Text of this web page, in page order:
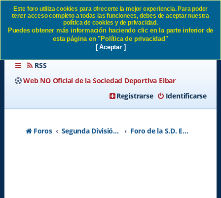
Jorge Azkoitia SD Eibar
RSS
Web NO Oficial de la Sociedad Deportiva Eibar
Identificarse
Registrarse
Foros Segunda División A - Temporada 2026-2027 Foro de la S.D. Eibar
Este foro utiliza cookies para ofrecerte la mejor experiencia. Para poder
tener acceso completo a todas las funcionees, debes de aceptar nuestra
política de cookies y de privacidad.
Puedes obtener más información haciendo clic en la parte inferior de
esta página en "Política de privacidad"
[ Aceptar ]